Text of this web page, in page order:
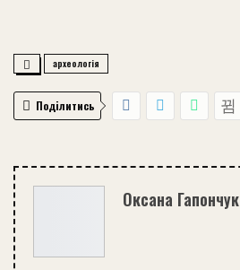
археологія
Поділитись
Оксана Гапончук